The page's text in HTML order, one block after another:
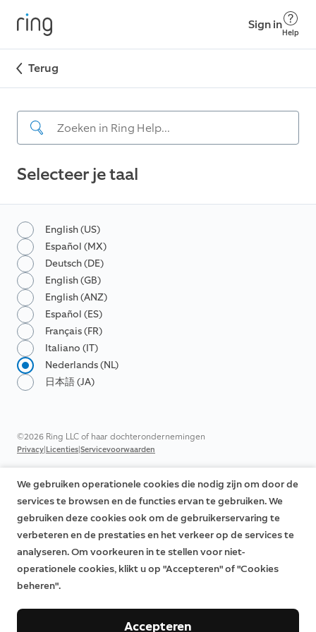
Sign in
Help
Terug
Selecteer je taal
English (US)
Español (MX)
Deutsch (DE)
English (GB)
English (ANZ)
Español (ES)
Français (FR)
Italiano (IT)
Nederlands (NL)
日本語 (JA)
©2026 Ring LLC of haar dochterondernemingen
Privacy|Licenties|Servicevoorwaarden
We gebruiken operationele cookies die nodig zijn om door de
services te browsen en de functies ervan te gebruiken. We
gebruiken deze cookies ook om de gebruikerservaring te
verbeteren en de prestaties en het verkeer op de services te
analyseren. Om voorkeuren in te stellen voor niet-
operationele cookies, klikt u op "Accepteren" of "Cookies
beheren".
Accepteren